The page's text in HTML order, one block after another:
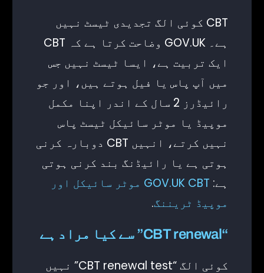
CBT کوئی الگ تجدیدی ٹیسٹ نہیں
ہے۔ GOV.UK وضاحت کرتا ہے کہ CBT
ایک تربیت ہے، ایسا ٹیسٹ نہیں جس
میں آپ پاس یا فیل ہوتے ہیں، اور جو
رائیڈرز 2 سال کے اندر اپنا مکمل
موپیڈ یا موٹر سائیکل ٹیسٹ پاس
نہیں کرتے، انہیں CBT دوبارہ کرنی
ہوتی ہے یا رائیڈنگ بند کرنی ہوتی
ہے:
GOV.UK CBT موٹر سائیکل اور
موپیڈ ٹریننگ.
“CBT renewal” سے کیا مراد ہے
کوئی الگ “CBT renewal test” نہیں